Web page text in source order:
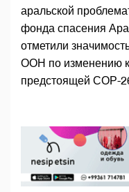
аральской
фонда спасения
отметили
ООН по изменению
предстоящей СОР-